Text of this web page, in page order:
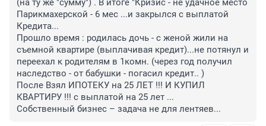
(на ту же "сумму") . В итоге "Кризис - не удачное место
Парикмахерской - 6 мес ...и закрылся с выплатой
Кредита...
Прошло время : родилась дочь - с женой жили на
съемной квартире (выплачивая кредит)...не потянул и
переехал к родителям в 1комн. (через год получил
наследство - от бабушки - погасил кредит.. )
После Взял ИПОТЕКУ на 25 ЛЕТ !!! И КУПИЛ
КВАРТИРУ !!! с выплатой на 25 лет ...
Собственный бизнес – задача не для лентяев...